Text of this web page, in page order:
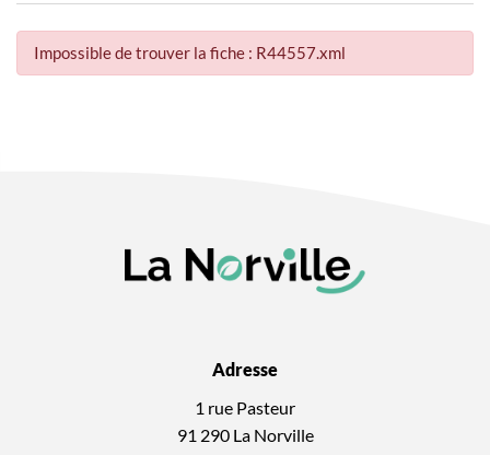
Impossible de trouver la fiche : R44557.xml
Adresse
1 rue Pasteur
91 290 La Norville